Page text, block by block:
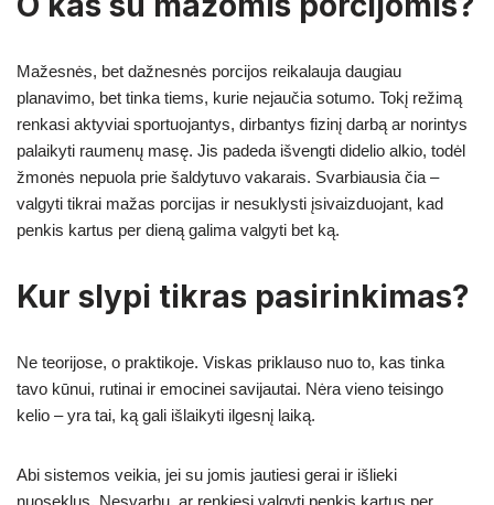
Mažesnės, bet dažnesnės porcijos reikalauja daugiau
planavimo, bet tinka tiems, kurie nejaučia sotumo. Tokį režimą
renkasi aktyviai sportuojantys, dirbantys fizinį darbą ar norintys
palaikyti raumenų masę. Jis padeda išvengti didelio alkio, todėl
žmonės nepuola prie šaldytuvo vakarais. Svarbiausia čia –
valgyti tikrai mažas porcijas ir nesuklysti įsivaizduojant, kad
penkis kartus per dieną galima valgyti bet ką.
Kur slypi tikras pasirinkimas?
Ne teorijose, o praktikoje. Viskas priklauso nuo to, kas tinka
tavo kūnui, rutinai ir emocinei savijautai. Nėra vieno teisingo
kelio – yra tai, ką gali išlaikyti ilgesnį laiką.
Abi sistemos veikia, jei su jomis jautiesi gerai ir išlieki
nuoseklus. Nesvarbu, ar renkiesi valgyti penkis kartus per